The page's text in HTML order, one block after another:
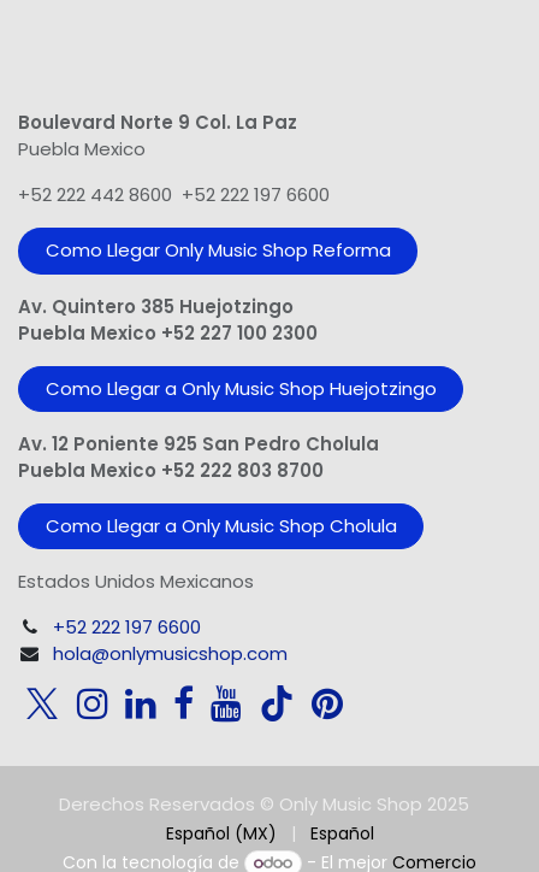
Boulevard Norte 9 Col. La Paz
Puebla Mexico
+52 222 442 8600 +52 222 197 6600
Como Llegar Only Music Shop​ Reforma
Av. Quintero 385 Huejotzingo
Puebla Mexico +52 227 100 2300
Como Llegar a Only Music Shop Huejotzingo
Av. 12 Poniente 925 San Pedro Cholula
Puebla Mexico +52 222 803 8700
Como Llegar a Only Music Shop Cholula
Estados Unidos Mexicanos
+52 222 197 6600
hola@onlymusicshop.com
Derechos Reservados © Only Music Shop 2025
Español (MX) |
Español
Con la tecnología de
- El mejorComercio